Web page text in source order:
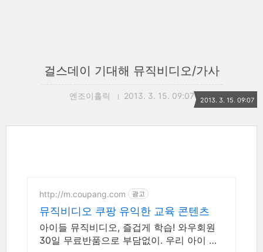
걸스데이 기대해 뮤직비디오/가사
엔조이홀릭 2013. 3. 15. 09:07 2013. 3. 15. 09:07
http://m.coupang.com 광고
뮤직비디오 쿠팡 유익한 교육 콘텐츠
아이들 뮤직비디오, 즐겁게 학습! 와우회원
30일 무료반품으로 부담없이. 우리 아이 언